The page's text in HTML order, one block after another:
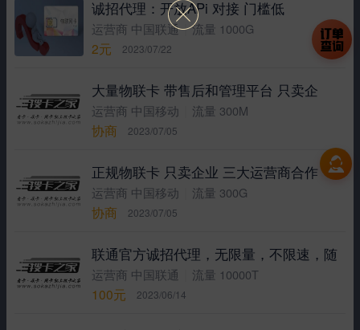
诚招代理：开放APi 对接 门槛低
运营商 中国联通 | 流量 1000G
2元 2023/07/22
大量物联卡 带售后和管理平台 只卖企
运营商 中国移动 流量 300M
协商 2023/07/05
正规物联卡 只卖企业 三大运营商合作
运营商 中国移动 流量 300G
协商 2023/07/05
联通官方诚招代理，无限量，不限速，随
运营商 中国联通 流量 10000T
100元 2023/06/14